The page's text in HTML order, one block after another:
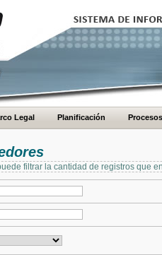
Legal Planificación Procesos
filtrar la cantidad de registros que